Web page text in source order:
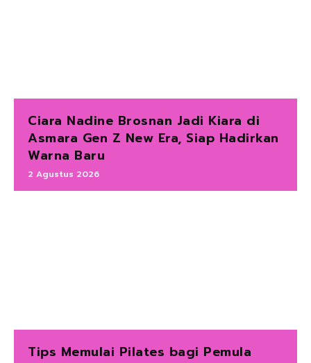
Ciara Nadine Brosnan Jadi Kiara di
Asmara Gen Z New Era, Siap Hadirkan
Warna Baru
2 Agustus 2026
Tips Memulai Pilates bagi Pemula